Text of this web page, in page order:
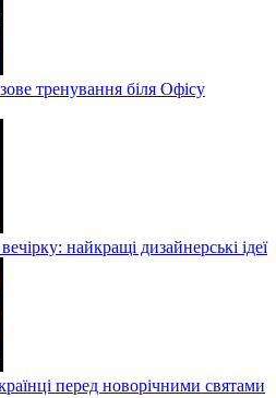
тренування біля Офісу
найкращі дизайнерські ідеї
перед новорічними святами